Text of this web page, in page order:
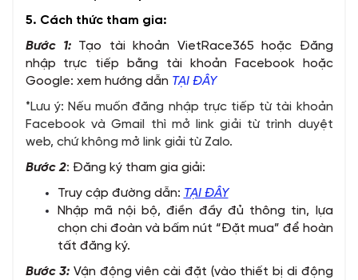
5. Cách thức tham gia:
Bước 1: Tạo tài khoản VietRace365 hoặc Đăng
nhập trực tiếp bằng tài khoản Facebook hoặc
Google: xem hướng dẫn TẠI ĐÂY
*Lưu ý: Nếu muốn đăng nhập trực tiếp từ tài khoản
Facebook và Gmail thì mở link giải từ trình duyệt
web, chứ không mở link giải từ Zalo.
Bước 2: Đăng ký tham gia giải:
Truy cập đường dẫn: TẠI ĐÂY
Nhập mã nội bộ, điền đầy đủ thông tin, lựa
chọn chi đoàn và bấm nút “Đặt mua” để hoàn
tất đăng ký.
Bước 3: Vận động viên cài đặt (vào thiết bị di động